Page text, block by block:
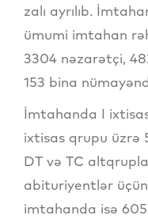
zalı ayrılıb.
ümumi imtahan
3304 nəzarətçi,
153 bina
İmtahanda I
ixtisas qrupu üzrə
DT və TC
abituriyentlər
imtahanda isə